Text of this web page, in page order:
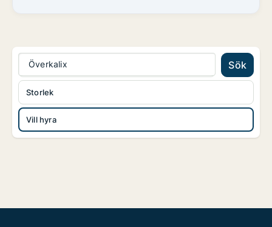
Överkalix Sök
Vill hyra
Storlek